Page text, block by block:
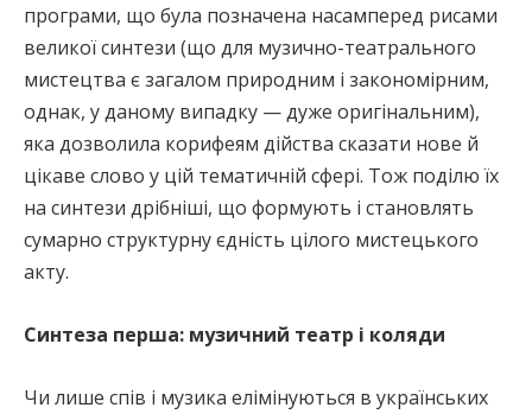
програми, що була позначена насамперед рисами
великої синтези (що для музично-театрального
мистецтва є загалом природним і закономірним,
однак, у даному випадку — дуже оригінальним),
яка дозволила корифеям дійства сказати нове й
цікаве слово у цій тематичній сфері. Тож поділю їх
на синтези дрібніші, що формують і становлять
сумарно структурну єдність цілого мистецького
акту.
Синтеза перша: музичний театр і коляди
Чи лише спів і музика елімінуються в українських